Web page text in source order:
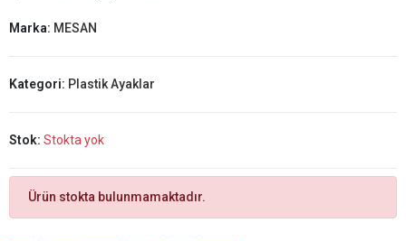
Marka: MESAN
Kategori: Plastik Ayaklar
Stok: Stokta yok
Ürün stokta bulunmamaktadır.